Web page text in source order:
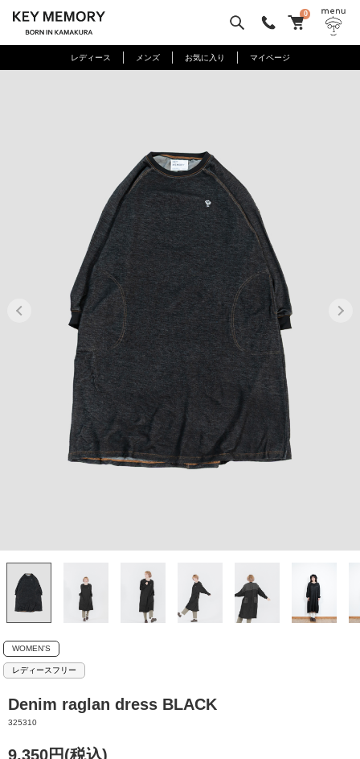
0
レディース メンズ お気に入り マイページ
WOMEN'S
レディースフリー
Denim raglan dress BLACK
325310
9,350円(税込)